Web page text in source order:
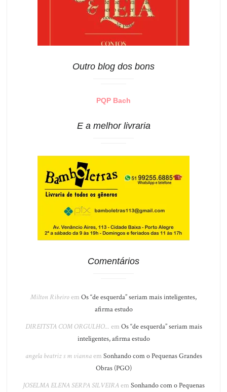
Outro blog dos bons
PQP Bach
E a melhor livraria
Comentários
Milton Ribeiroem Os “de esquerda” seriam mais inteligentes,
afirma estudo
DIREITSTA COM ORGULHO... em Os “de esquerda” seriam mais
inteligentes, afirma estudo
angela beatriz s m viannaem Sonhando com o Pequenas Grandes
Obras (PGO)
JOSELMA ELENA SERPA SILVEIRAem Sonhando com o Pequenas